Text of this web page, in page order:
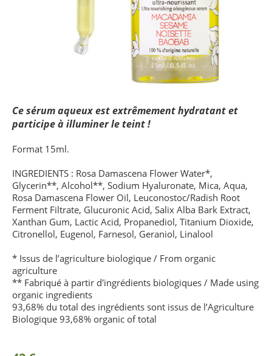
Ce sérum aqueux est extrêmement hydratant et
participe à illuminer le teint !
Format 15ml.
INGREDIENTS : Rosa Damascena Flower Water*,
Glycerin**, Alcohol**, Sodium Hyaluronate, Mica, Aqua,
Rosa Damascena Flower Oil, Leuconostoc/Radish Root
Ferment Filtrate, Glucuronic Acid, Salix Alba Bark Extract,
Xanthan Gum, Lactic Acid, Propanediol, Titanium Dioxide,
Citronellol, Eugenol, Farnesol, Geraniol, Linalool
* Issus de l’agriculture biologique / From organic
agriculture
** Fabriqué à partir d'ingrédients biologiques / Made using
organic ingredients
93,68% du total des ingrédients sont issus de l’Agriculture
Biologique 93,68% organic of total